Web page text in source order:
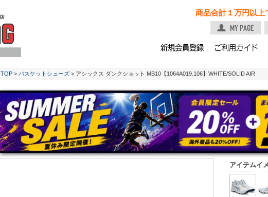
商品合計１万円以上
TOP > バスケットシューズ > アシックス ダンクショット MB10【1064A019.106】WHITE/SOLID AIR
アイテムイ